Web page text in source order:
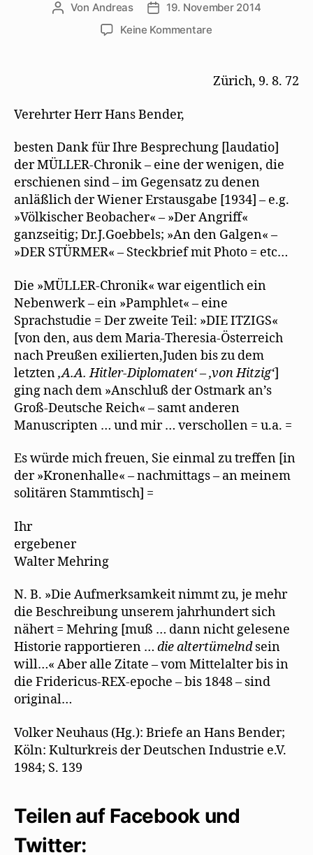
Beitragsautor
Von Andreas Beitragsdatum
19. November 2014
Keine Kommentarezu
sich
eine
Rezension
von
„Müller“
Zürich, 9. 8. 72
Verehrter Herr Hans Bender,
besten Dank für Ihre Besprechung [laudatio]
der MÜLLER-Chronik – eine der wenigen, die
erschienen sind – im Gegensatz zu denen
anläßlich der Wiener Erstausgabe [1934] – e.g.
»Völkischer Beobacher« – »Der Angriff«
ganzseitig; Dr.J.Goebbels; »An den Galgen« –
»DER STÜRMER« – Steckbrief mit Photo = etc…
Die »MÜLLER-Chronik« war eigentlich ein
Nebenwerk – ein »Pamphlet« – eine
Sprachstudie = Der zweite Teil: »DIE ITZIGS«
[von den, aus dem Maria-Theresia-Österreich
nach Preußen exilierten,Juden bis zu dem
letzten,A.A. Hitler-Diplomaten‘ – ,von Hitzig‘]
ging nach dem »Anschluß der Ostmark an’s
Groß-Deutsche Reich« – samt anderen
Manuscripten … und mir … verschollen = u.a. =
Es würde mich freuen, Sie einmal zu treffen [in
der »Kronenhalle« – nachmittags – an meinem
solitären Stammtisch] =
Ihr
ergebener
Walter Mehring
N. B. »Die Aufmerksamkeit nimmt zu, je mehr
die Beschreibung unserem jahrhundert sich
nähert = Mehring [muß … dann nicht gelesene
Historie rapportieren … die altertümelndsein
will…« Aber alle Zitate – vom Mittelalter bis in
die Fridericus-REX-epoche – bis 1848 – sind
original…
Volker Neuhaus (Hg.): Briefe an Hans Bender;
Köln: Kulturkreis der Deutschen Industrie e.V.
1984; S. 139
Teilen auf Facebook und
Twitter: